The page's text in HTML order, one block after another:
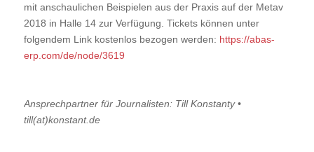
mit anschaulichen Beispielen aus der Praxis auf der Metav
2018 in Halle 14 zur Verfügung. Tickets können unter
folgendem Link kostenlos bezogen werden: https://abas-
erp.com/de/node/3619
Ansprechpartner für Journalisten: Till Konstanty •
till(at)konstant.de